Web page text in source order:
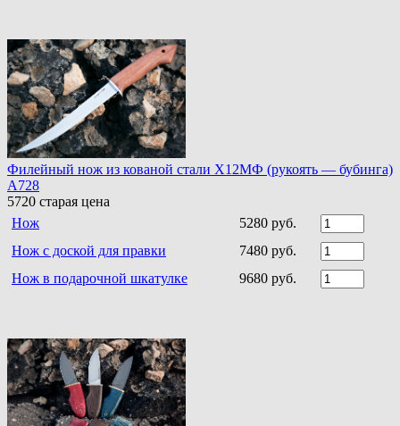
Филейный нож из кованой стали Х12МФ (рукоять — бубинга)
A728
5720 старая цена
Нож
5280 руб.
Нож с доской для правки
7480 руб.
Нож в подарочной шкатулке
9680 руб.